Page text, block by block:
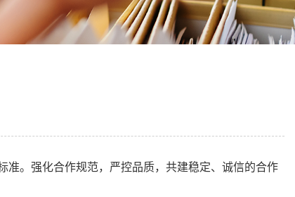
准。强化合作规范，严控品质，共建稳定、诚信的合作